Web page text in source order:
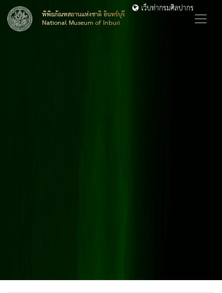
พิพิธภัณฑสถานแห่งชาติ อินทร์บุรี
National Museum of Inburi
เว็บท่ากรมศิลปากร